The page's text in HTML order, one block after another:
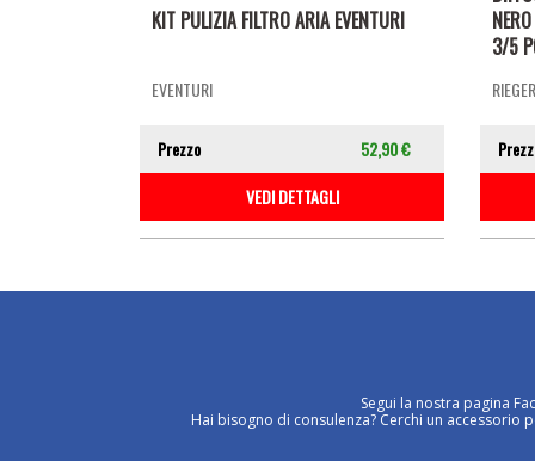
KIT PULIZIA FILTRO ARIA EVENTURI
EVENTURI
Prezzo
52,90 €
VEDI DETTAGLI
3/5
Segui la nostra pagina
Hai bisogno di consulenza? Cerchi un